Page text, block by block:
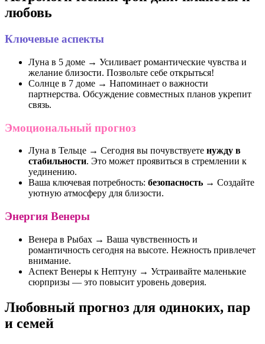
любовь
Ключевые аспекты
Луна в 5 доме → Усиливает романтические чувства и
желание близости. Позвольте себе открыться!
Солнце в 7 доме → Напоминает о важности
партнерства. Обсуждение совместных планов укрепит
связь.
Эмоциональный прогноз
Луна в Тельце → Сегодня вы почувствуете нужду в
стабильности. Это может проявиться в стремлении к
уединению.
Ваша ключевая потребность: безопасность → Создайте
уютную атмосферу для близости.
Энергия Венеры
Венера в Рыбах → Ваша чувственность и
романтичность сегодня на высоте. Нежность привлечет
внимание.
Аспект Венеры к Нептуну → Устраивайте маленькие
сюрпризы — это повысит уровень доверия.
Любовный прогноз для одиноких, пар
и семей